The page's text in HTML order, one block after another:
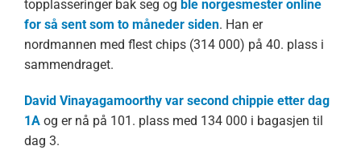
topplasseringer bak seg og ble norgesmester online
for så sent som to måneder siden. Han er
nordmannen med flest chips (314 000) på 40. plass i
sammendraget.
David Vinayagamoorthy var second chippie etter dag
1Aog er nå på 101. plass med 134 000 i bagasjen til
dag 3.